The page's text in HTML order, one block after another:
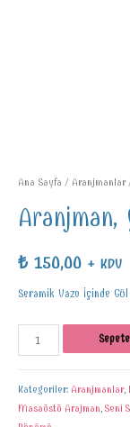
Ana Sayfa / Aranjmanlar/
₺150,00 + KDV
Seramik Vazo İçinde
Kategoriler: Aranjmanlar,
Masaüstü Arajman, Seni